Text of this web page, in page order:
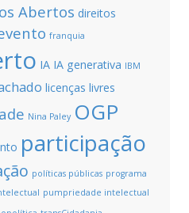
Abertos direitos
franquia
IA IA generativa IBM
licenças livres
Nina Paley OGP
participação
políticas públicas programa
pumpriedade intelectual